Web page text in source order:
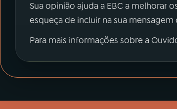
Sua opinião ajuda a EBC a melhorar
esqueça de incluir na sua
Para mais informações sobre a